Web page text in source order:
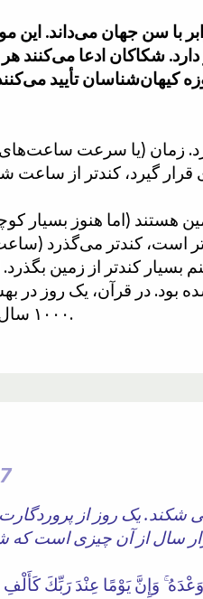
با سن جهان می‌داند. این
جهان ۶ روز عمر دارد در حالی که زمین تنها ۲ روز عمر دارد.
زمان (یا سرعت ساعت‌های
هستند (اما هنوز بسیار
است، کندتر می‌گذرد
کندتر از زمین
تصویر کشیده شده بود. در قرآن، یک
۱۰۰۰ سال روی زمین است.
شکند. یک روز از